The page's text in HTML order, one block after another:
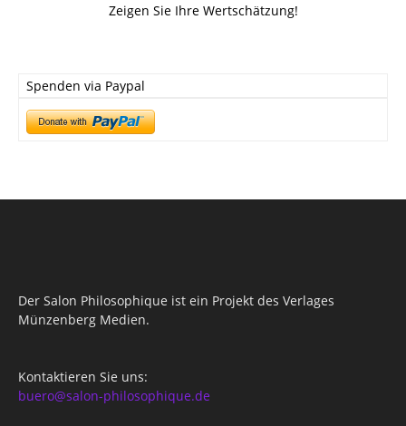
Zeigen Sie Ihre Wertschätzung!
Spenden via Paypal
Der Salon Philosophique ist ein Projekt des Verlages
Münzenberg Medien.
Kontaktieren Sie uns:
buero@salon-philosophique.de